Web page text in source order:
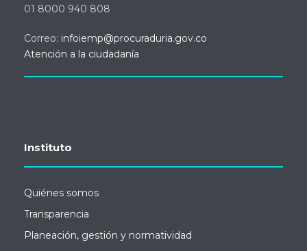
01 8000 940 808
Correo: infoiemp@procuraduria.gov.co
Atención a la ciudadanía
Instituto
Quiénes somos
Transparencia
Planeación, gestión y normatividad